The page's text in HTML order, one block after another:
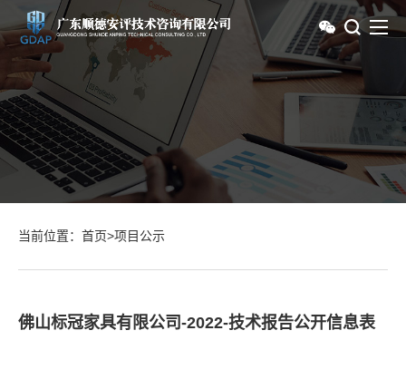
当前位置： 首页>项目公示
佛山标冠家具有限公司-2022-技术报告公开信息表